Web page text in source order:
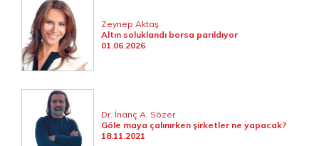
Zeynep Aktaş
Altın soluklandı borsa parıldıyor
01.06.2026
Dr. İnanç A. Sözer
Göle maya çalınırken şirketler ne yapacak?
18.11.2021